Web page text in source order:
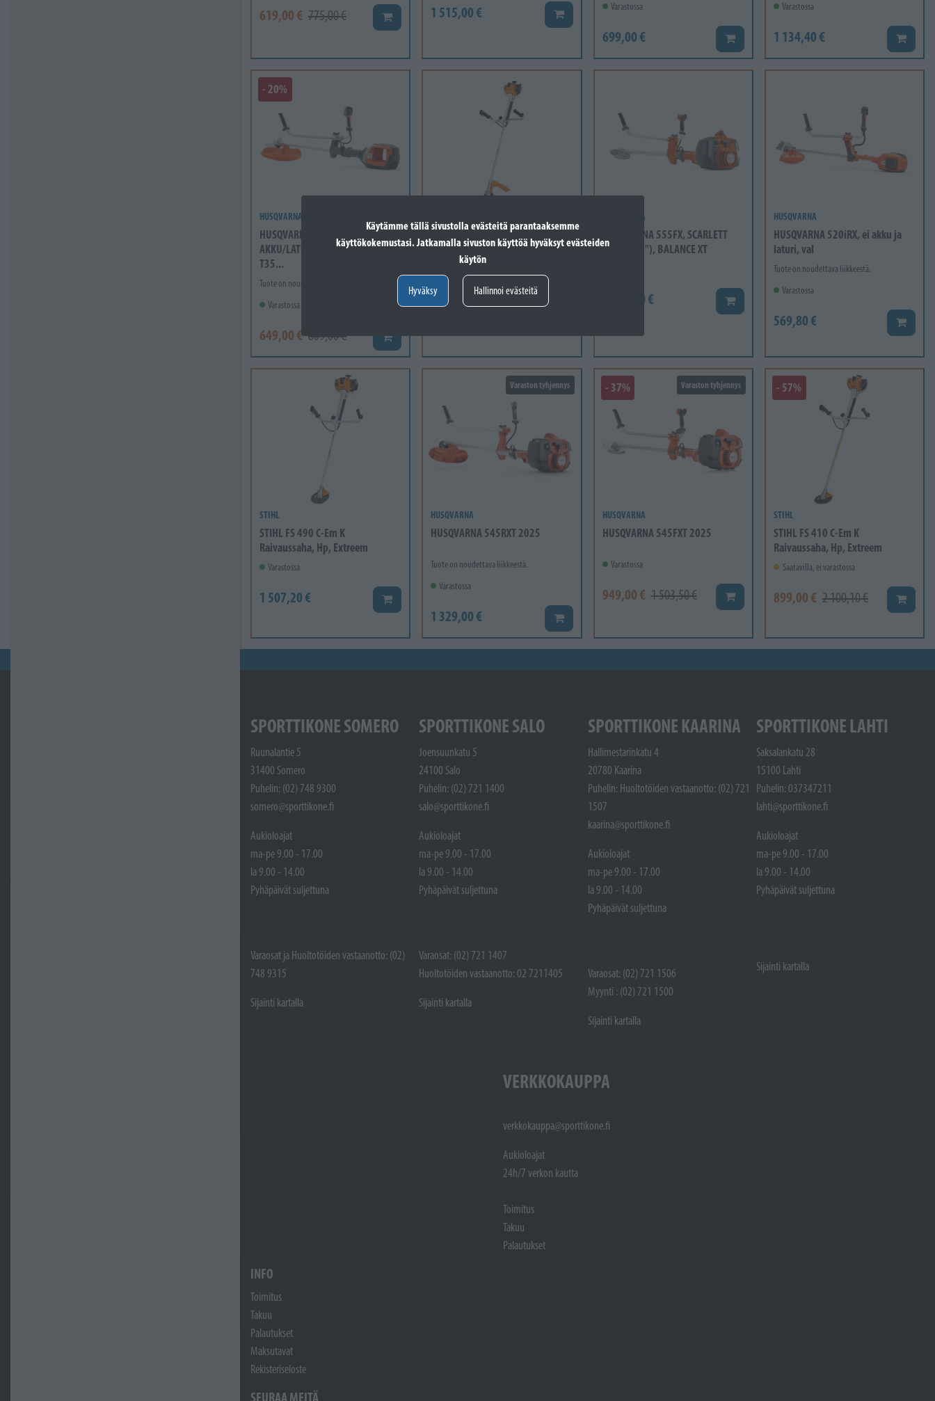
Käytämme tällä sivustolla evästeitä parantaaksemme
käyttökokemustasi. Jatkamalla sivuston käyttöä hyväksyt evästeiden
käytön
Hyväksy Hallinnoi evästeitä
619,00 € 775,00 € Lisää koriin 1 515,00 € Lisää koriin
Varastossa
699,00 € Lisää koriin
Varastossa
1 134,40 € Lisää
- 20%
HUSQVARNA
HUSQVARNA 535IFR, EI
AKKU/LATURI, MULTI 300-3,
T35...
Tuote on noudettava liikkeestä.
Varastossa
649,00 € 809,00 € Lisää koriin
STIHL FS 461 C-Em Raivaussaha
Sis Teräsetti
Varastossa
2 042,60 €
HUSQVARNA
HUSQVARNA 555FX, SCARLETT
225-24 (1"), BALANCE XT
1 479,00 € Lisää koriin
HUSQVARNA
HUSQVARNA 520iRX, ei akku ja
laturi, val
Tuote on noudettava liikkeestä.
Varastossa
569,80 € Lisää
STIHL
STIHL FS 490 C-Em K
Raivaussaha, Hp, Extreem
Varastossa
1 507,20 € Lisää koriin
Varaston tyhjennys
HUSQVARNA
HUSQVARNA 545RXT 2025
Tuote on noudettava liikkeestä.
Varastossa
1 329,00 € Lisää koriin
Varaston tyhjennys
- 37%
HUSQVARNA
HUSQVARNA 545FXT 2025
Varastossa
949,00 € 1 503,50 € Lisää koriin
- 57%
STIHL
STIHL FS 410 C-Em K
Raivaussaha, Hp, Extreem
Saatavilla, ei varastossa
899,00 € 2 100,10 € Lisää
SPORTTIKONE SOMERO
Ruunalantie 5
31400 Somero
Puhelin: (02) 748 9300
somero@sporttikone.fi
Aukioloajat
ma-pe 9.00 - 17.00
la 9.00 - 14.00
Pyhäpäivät suljettuna
Varaosat ja Huoltotöiden vastaanotto: (02)
748 9315
Sijainti kartalla
SPORTTIKONE SALO
Joensuunkatu 5
24100 Salo
Puhelin: (02) 721 1400
salo@sporttikone.fi
Aukioloajat
ma-pe 9.00 - 17.00
la 9.00 - 14.00
Pyhäpäivät suljettuna
Varaosat: (02) 721 1407
Huoltotöiden vastaanotto: 02 7211405
Sijainti kartalla
SPORTTIKONE KAARINA
Hallimestarinkatu 4
20780 Kaarina
Puhelin: Huoltotöiden vastaanotto: (02) 721
1507
kaarina@sporttikone.fi
Aukioloajat
ma-pe 9.00 - 17.00
la 9.00 - 14.00
Pyhäpäivät suljettuna
Varaosat: (02) 721 1506
Myynti : (02) 721 1500
Sijainti kartalla
SPORTTIKONE LAHTI
Saksalankatu 28
15100 Lahti
Puhelin: 037347211
lahti@sporttikone.fi
Aukioloajat
ma-pe 9.00 - 17.00
la 9.00 - 14.00
Pyhäpäivät suljettuna
Sijainti kartalla
VERKKOKAUPPA
verkkokauppa@sporttikone.fi
Aukioloajat
24h/7 verkon kautta
Toimitus
Takuu
Palautukset
INFO
Toimitus
Takuu
Palautukset
Maksutavat
Rekisteriseloste
SEURAA MEITÄ